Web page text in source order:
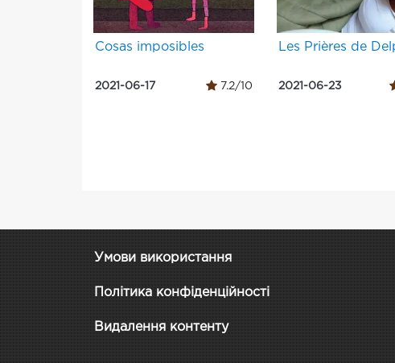
Cosas imposibles
2021-06-17 7.2/10
Les Prières de
2021-06-23
Умови використання
Політика конфіденційності
Видалення контенту